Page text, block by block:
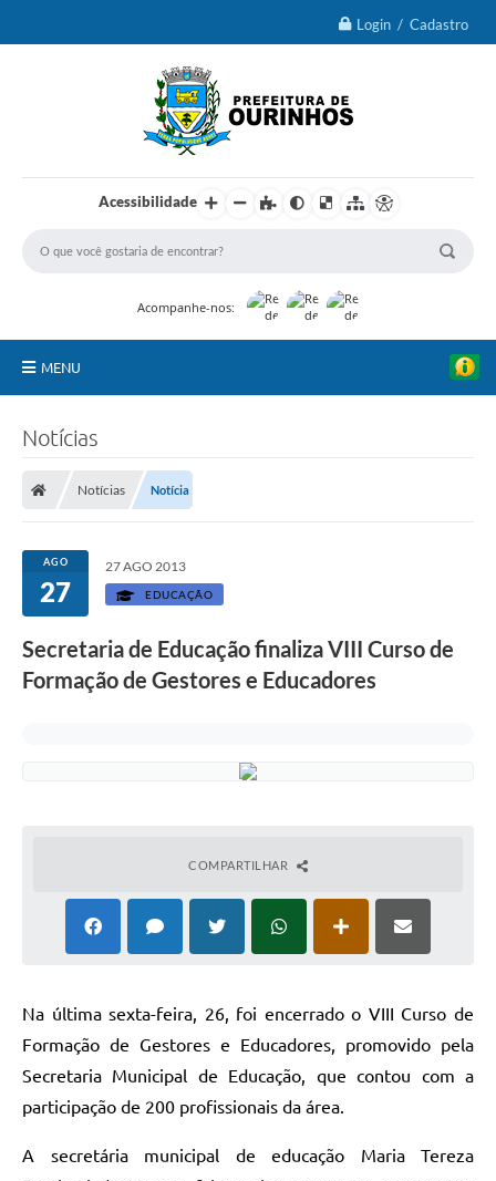
Login / Cadastro
Acessibilidade
Acompanhe-nos:
MENU
Portal da Transparência
Turismo
Secretarias
Notícias
Notícias Notícia
AGO
27
27 AGO 2013
EDUCAÇÃO
Secretaria de Educação finaliza VIII Curso de
Formação de Gestores e Educadores
COMPARTILHAR
Na última sexta-feira, 26, foi encerrado o VIII Curso de
Formação de Gestores e Educadores, promovido pela
Secretaria Municipal de Educação, que contou com a
participação de 200 profissionais da área.
A secretária municipal de educação Maria Tereza